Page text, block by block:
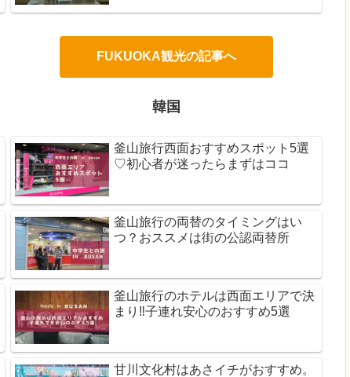
FUKUOKA観光の記事へ
韓国
釜山旅行西面おすすめスポット5選
♡初心者が迷ったらまずはココ
釜山旅行の両替のタイミングはい
つ？おススメは街の公認両替所
釜山旅行のホテルは西面エリアで決
まり‼子連れ安心のおすすめ5選
甘川文化村はあさイチがおすすめ。